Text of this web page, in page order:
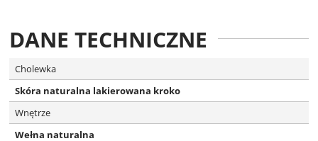
DANE TECHNICZNE
Cholewka
Skóra naturalna lakierowana kroko
Wnętrze
Wełna naturalna